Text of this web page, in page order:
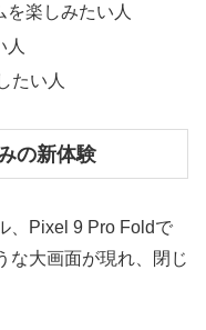
楽しみたい人
人
たい人
の新体験
、Pixel 9 Pro Foldで
な大画面が現れ、閉じ